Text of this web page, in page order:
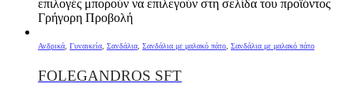
επιλογές μπορούν να επιλεγούν στη σελίδα του προϊόντος
Γρήγορη Προβολή
Ανδρικά, Γυναικεία, Σανδάλια, Σανδάλια με μαλακό πάτο, Σανδάλια με μαλακό πάτο
FOLEGANDROS SFT